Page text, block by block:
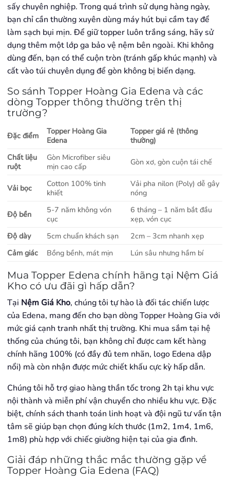
sấy chuyên nghiệp. Trong quá trình sử dụng hàng ngày,
bạn chỉ cần thường xuyên dùng máy hút bụi cầm tay để
làm sạch bụi mịn. Để giữ topper luôn trắng sáng, hãy sử
dụng thêm một lớp ga bảo vệ nệm bên ngoài. Khi không
dùng đến, bạn có thể cuộn tròn (tránh gấp khúc mạnh) và
cất vào túi chuyên dụng để gòn không bị biến dạng.
So sánh Topper Hoàng Gia Edena và các
dòng Topper thông thường trên thị
trường?
Đặc điểm
Topper Hoàng Gia
Edena
Topper giá rẻ (thông
thường)
Chất liệu
ruột
Gòn Microfiber siêu
mịn cao cấp
Gòn xơ, gòn cuộn tái chế
Vải bọc
Cotton 100% tinh
khiết
Vải pha nilon (Poly) dễ gây
nóng
Độ bền
5-7 năm không vón
cục
6 tháng – 1 năm bắt đầu
xẹp, vón cục
Độ dày
5cm chuẩn khách sạn
2cm – 3cm nhanh xẹp
Cảm giác
Bồng bềnh, mát mịn Lún sâu nhưng hầm bí
Mua Topper Edena chính hãng tại Nệm Giá
Kho có ưu đãi gì hấp dẫn?
Tại Nệm Giá Kho, chúng tôi tự hào là đối tác chiến lược
của Edena, mang đến cho bạn dòng Topper Hoàng Gia với
mức giá cạnh tranh nhất thị trường. Khi mua sắm tại hệ
thống của chúng tôi, bạn không chỉ được cam kết hàng
chính hãng 100% (có đầy đủ tem nhãn, logo Edena dập
nổi) mà còn nhận được mức chiết khấu cực kỳ hấp dẫn.
Chúng tôi hỗ trợ giao hàng thần tốc trong 2h tại khu vực
nội thành và miễn phí vận chuyển cho nhiều khu vực. Đặc
biệt, chính sách thanh toán linh hoạt và đội ngũ tư vấn tận
tâm sẽ giúp bạn chọn đúng kích thước (1m2, 1m4, 1m6,
1m8) phù hợp với chiếc giường hiện tại của gia đình.
Giải đáp những thắc mắc thường gặp về
Topper Hoàng Gia Edena (FAQ)